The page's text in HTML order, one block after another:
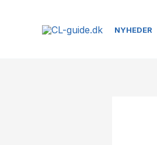
NYHEDER